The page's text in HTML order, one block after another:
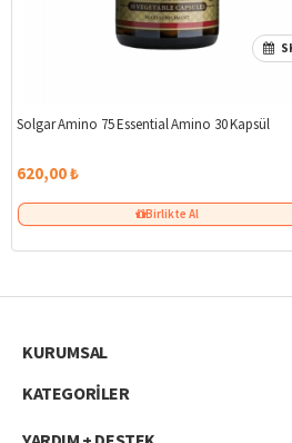
Solgar Amino 75 Essential Amino 30 Kapsül
620,00 ₺
Birlikte Al
KURUMSAL
KATEGORİLER